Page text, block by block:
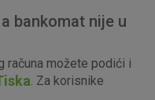
bankomat nije u
računa možete podići i
. Za korisnike
internetske stranice i
koje uključuju zahtjev
Svoj preglednik